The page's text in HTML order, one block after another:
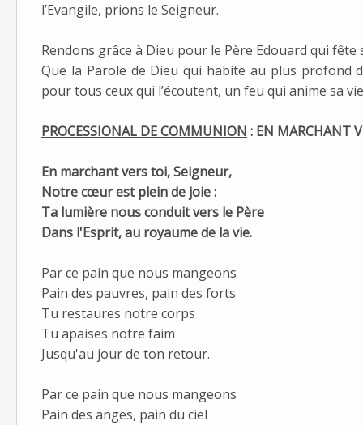
l’Evangile, prions le Seigneur.
Rendons grâce à Dieu pour le Père Edouard qui fête
Que la Parole de Dieu qui habite au plus profond
pour tous ceux qui l’écoutent, un feu qui anime sa
PROCESSIONAL DE COMMUNION : EN MARCHANT
En marchant vers toi, Seigneur,
Notre cœur est plein de joie :
Ta lumière nous conduit vers le Père
Dans l'Esprit, au royaume de la vie.
Par ce pain que nous mangeons
Pain des pauvres, pain des forts
Tu restaures notre corps
Tu apaises notre faim
Jusqu'au jour de ton retour.
Par ce pain que nous mangeons
Pain des anges, pain du ciel